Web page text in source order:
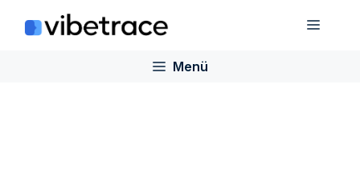
Menü
Menü